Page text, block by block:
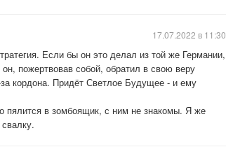
Если бы он это делал из той же Германии,
пожертвовав собой, обратил в свою веру
кордона. Придёт Светлое Будущее - и ему
пялится в зомбоящик, с ним не знакомы. Я же
17.07.2022 в 11:30